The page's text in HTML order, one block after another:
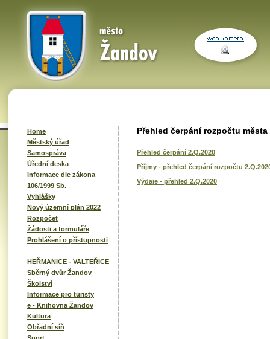
Home
Městský úřad
Samospráva
Úřední deska
Informace dle zákona
106/1999 Sb.
Vyhlášky
Nový územní plán 2022
Rozpočet
Žádosti a formuláře
Prohlášení o přístupnosti
HEŘMANICE - VALTEŘICE
Sběrný dvůr Žandov
Školství
Informace pro turisty
e - Knihovna Žandov
Kultura
Obřadní síň
Přehled čerpání rozpočtu města
Přehled čerpání 2.Q.2020
Příjmy - přehled čerpání rozpočtu
Výdaje - přehled 2.Q.2020